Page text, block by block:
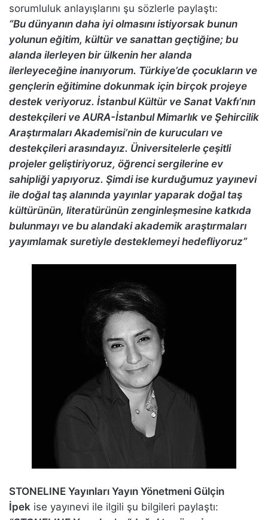
sorumluluk anlayışlarını şu sözlerle paylaştı:
“Bu dünyanın daha iyi olmasını istiyorsak bunun
yolunun eğitim, kültür ve sanattan geçtiğine; bu
alanda ilerleyen bir ülkenin her alanda
ilerleyeceğine inanıyorum. Türkiye’de çocukların ve
gençlerin eğitimine dokunmak için birçok projeye
destek veriyoruz. İstanbul Kültür ve Sanat Vakfı’nın
destekçileri ve AURA-İstanbul Mimarlık ve Şehircilik
Araştırmaları Akademisi’nin de kurucuları ve
destekçileri arasındayız. Üniversitelerle çeşitli
projeler geliştiriyoruz, öğrenci sergilerine ev
sahipliği yapıyoruz. Şimdi ise kurduğumuz yayınevi
ile doğal taş alanında yayınlar yaparak doğal taş
kültürünün, literatürünün zenginleşmesine katkıda
bulunmayı ve bu alandaki akademik araştırmaları
yayımlamak suretiyle desteklemeyi hedefliyoruz”
STONELINE Yayınları Yayın Yönetmeni Gülçin
İpek ise yayınevi ile ilgili şu bilgileri paylaştı: